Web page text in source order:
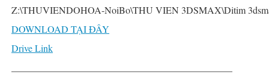
Z:\THUVIENDOHOA-NoiBo\THU VIEN 3DSMAX\Ditim
DOWNLOAD TẠI ĐÂY
Drive Link